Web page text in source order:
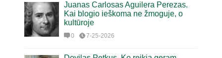
Juanas Carlosas Aguilera Perezas.
Kai blogio ieškoma ne žmoguje, o
kultūroje
0 7-25-2026